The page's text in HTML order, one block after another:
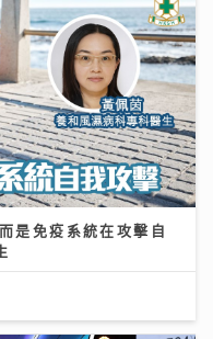
是免疫系統在攻擊自